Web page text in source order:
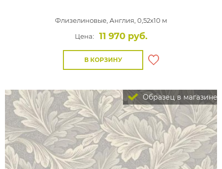
Флизелиновые, Англия, 0,52x10 м
Цена:
11 970 руб.
В КОРЗИНУ
Образец в магазине